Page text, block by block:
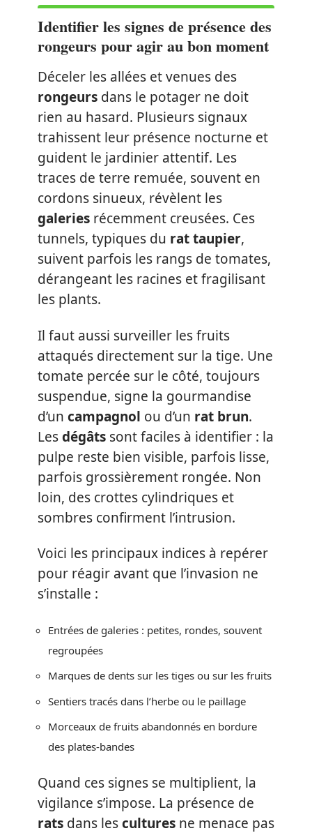
Identifier les signes de présence des
rongeurs pour agir au bon moment
Déceler les allées et venues des
rongeurs dans le potager ne doit
rien au hasard. Plusieurs signaux
trahissent leur présence nocturne et
guident le jardinier attentif. Les
traces de terre remuée, souvent en
cordons sinueux, révèlent les
galeries récemment creusées. Ces
tunnels, typiques du rat taupier,
suivent parfois les rangs de tomates,
dérangeant les racines et fragilisant
les plants.
Il faut aussi surveiller les fruits
attaqués directement sur la tige. Une
tomate percée sur le côté, toujours
suspendue, signe la gourmandise
d’un campagnol ou d’un rat brun.
Lesdégâts sont faciles à identifier : la
pulpe reste bien visible, parfois lisse,
parfois grossièrement rongée. Non
loin, des crottes cylindriques et
sombres confirment l’intrusion.
Voici les principaux indices à repérer
pour réagir avant que l’invasion ne
s’installe :
Entrées de galeries : petites, rondes, souvent
regroupées
Marques de dents sur les tiges ou sur les fruits
Sentiers tracés dans l’herbe ou le paillage
Morceaux de fruits abandonnés en bordure
des plates-bandes
Quand ces signes se multiplient, la
vigilance s’impose. La présence de
rats dans lescultures ne menace pas